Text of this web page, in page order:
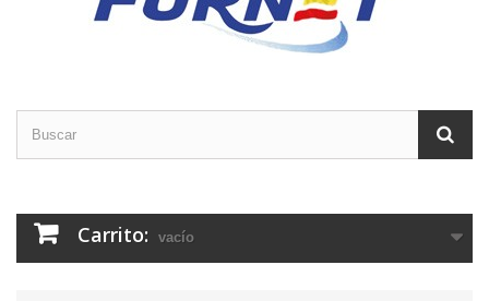
Carrito: vacío